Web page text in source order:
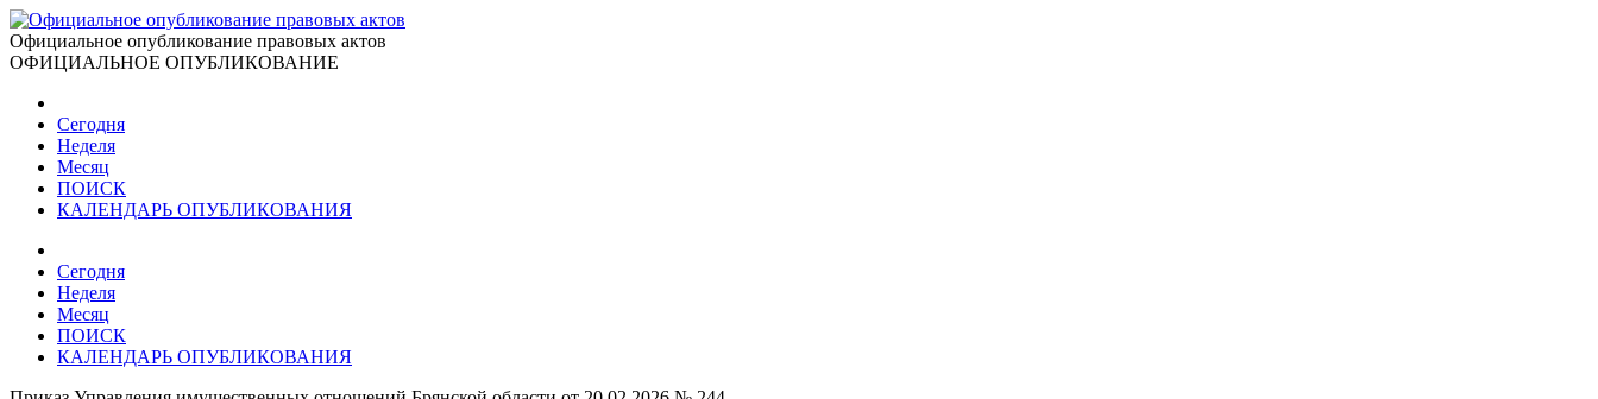
Официальное опубликование правовых актов
ОФИЦИАЛЬНОЕ ОПУБЛИКОВАНИЕ
Сегодня
Неделя
Месяц
ПОИСК
КАЛЕНДАРЬ ОПУБЛИКОВАНИЯ
Сегодня
Неделя
Месяц
ПОИСК
КАЛЕНДАРЬ ОПУБЛИКОВАНИЯ